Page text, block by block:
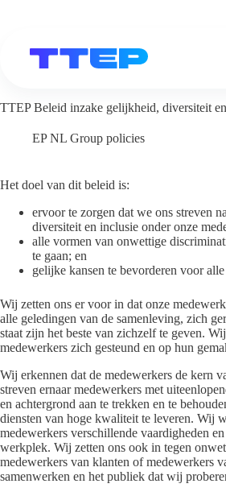
inhoud
TTEP Beleid inzake gelijkheid, diversiteit
EP NL Group policies
Het doel van dit beleid is:
ervoor te zorgen dat we ons streven
diversiteit en inclusie onder onze
alle vormen van onwettige
te gaan; en
gelijke kansen te bevorderen voor
Wij zetten ons er voor in dat onze
alle geledingen van de samenleving, zich
staat zijn het beste van zichzelf te geven.
medewerkers zich gesteund en op hun
Wij erkennen dat de medewerkers de kern
streven ernaar medewerkers met
en achtergrond aan te trekken en te
diensten van hoge kwaliteit te leveren. Wij
medewerkers verschillende vaardigheden
werkplek. Wij zetten ons ook in tegen
medewerkers van klanten of medewerkers
samenwerken en het publiek dat wij